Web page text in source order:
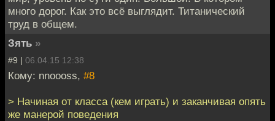
много дорог. Как это всё выглядит. Титанический
труд в общем.
Зять »
#9 | 06.04.15 12:38
Кому: nnoooss, #8
> Начиная от класса (кем играть) и заканчивая опять
же манерой поведения